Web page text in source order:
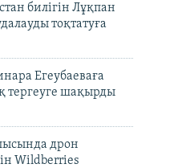
билігін Лұқпан
тоқтатуға
Егеубаеваға
тергеуге шақырды
дрон
Wildberries